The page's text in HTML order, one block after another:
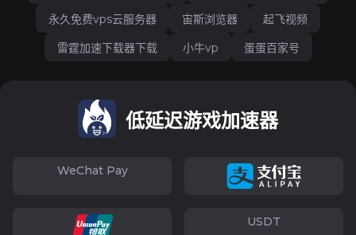
永久免费vps云服务器
宙斯浏览器
起飞视频
雷霆加速下载器下载
小牛vp 蛋蛋百家号
低延迟游戏加速器
WeChat Pay
USDT